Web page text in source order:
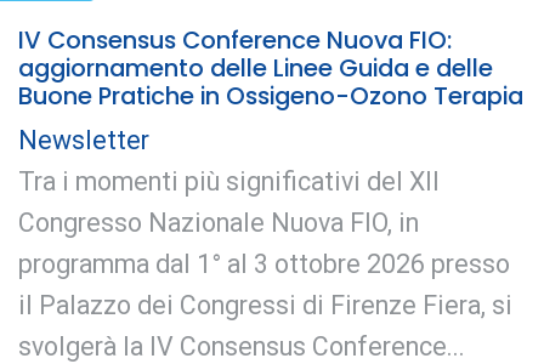
IV Consensus Conference Nuova FIO:
aggiornamento delle Linee Guida e delle
Buone Pratiche in Ossigeno-Ozono Terapia
Newsletter
Tra i momenti più significativi del XII
Congresso Nazionale Nuova FIO, in
programma dal 1° al 3 ottobre 2026 presso
il Palazzo dei Congressi di Firenze Fiera, si
svolgerà la IV Consensus Conference...